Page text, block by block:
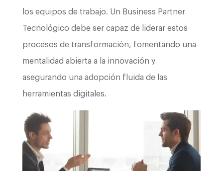
los equipos de trabajo. Un Business Partner
Tecnológico debe ser capaz de liderar estos
procesos de transformación, fomentando una
mentalidad abierta a la innovación y
asegurando una adopción fluida de las
herramientas digitales.